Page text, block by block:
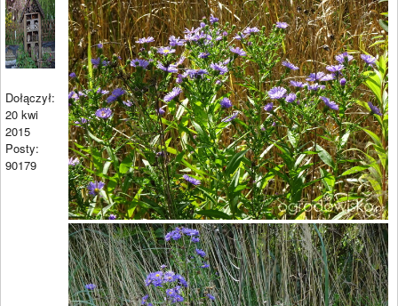
Dołączył:
20 kwi
2015
Posty:
90179